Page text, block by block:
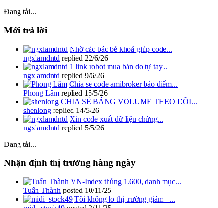
Đang tải...
Mới trả lời
Nhờ các bác bẻ khoá giúp code...
ngxlamdntd replied 22/6/26
1 link robot mua bán do tự tay...
ngxlamdntd replied 9/6/26
Chia sẻ code amibroker báo điểm...
Phong Lâm replied 15/5/26
CHIA SẺ BẢNG VOLUME THEO DÕI...
shenlong replied 14/5/26
Xin code xuất dữ liệu chứng...
ngxlamdntd replied 5/5/26
Đang tải...
Nhận định thị trường hàng ngày
VN-Index thủng 1.600, danh mục...
Tuấn Thành posted 10/11/25
Tôi không lo thị trường giảm –...